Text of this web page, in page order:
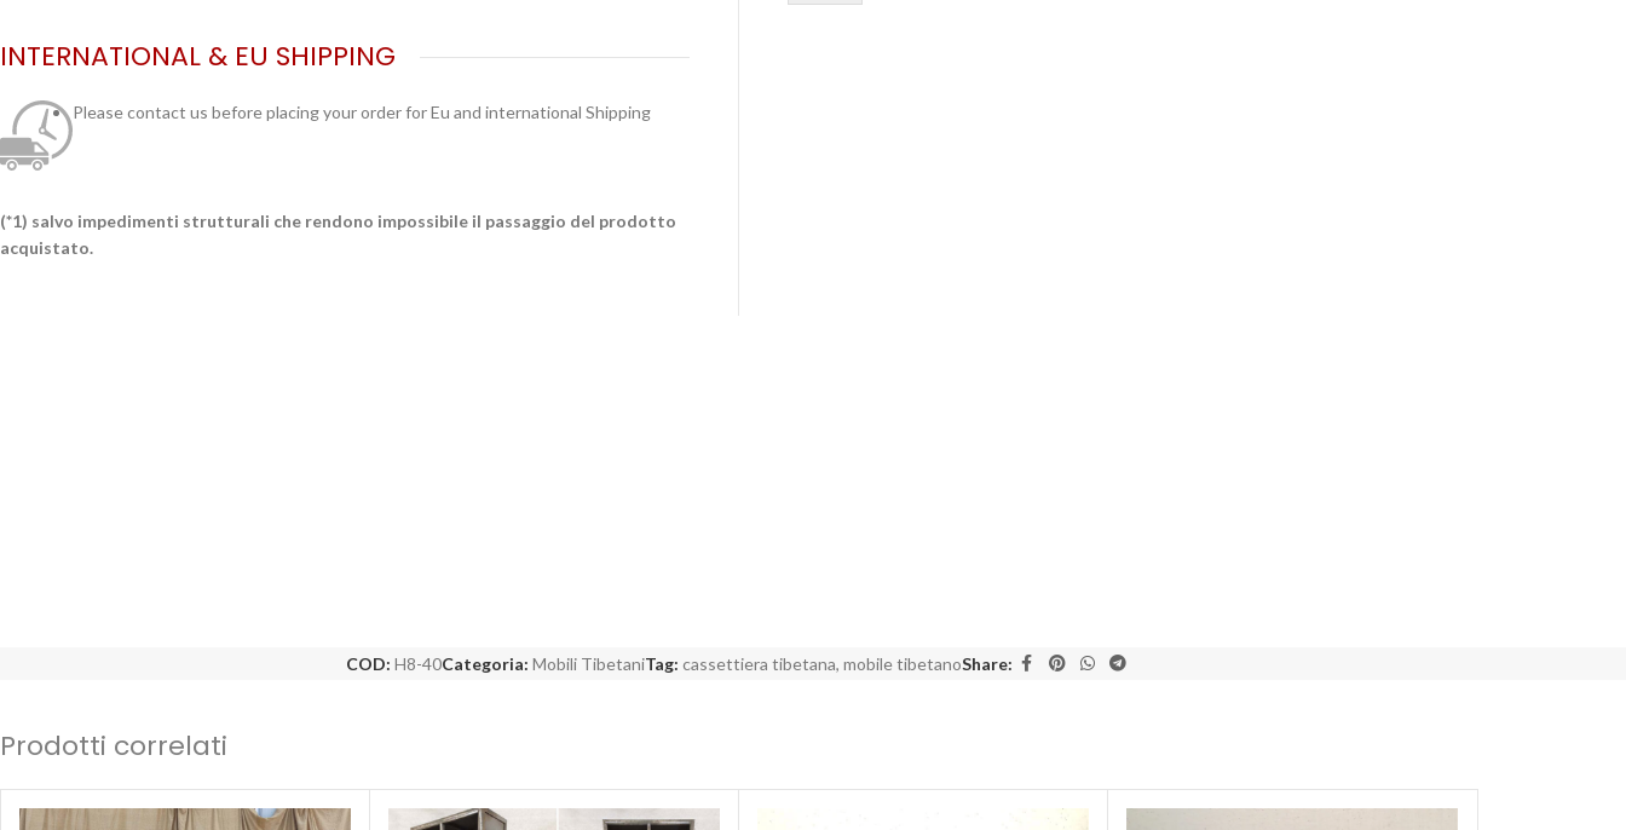
INTERNATIONAL & EU SHIPPING
Please contact us before placing your order for Eu and international Shipping
(*1) salvo impedimenti strutturali che rendono impossibile il passaggio del prodotto
acquistato.
COD: H8-40Categoria: Mobili TibetaniTag: cassettiera tibetana, mobile tibetanoShare:
Prodotti correlati